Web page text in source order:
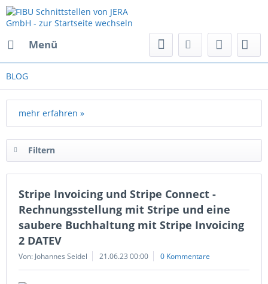
Menü
BLOG
mehr erfahren »
Filtern
Stripe Invoicing und Stripe Connect -
Rechnungsstellung mit Stripe und eine
saubere Buchhaltung mit Stripe Invoicing
2 DATEV
Von: Johannes Seidel 21.06.23 00:00 0 Kommentare